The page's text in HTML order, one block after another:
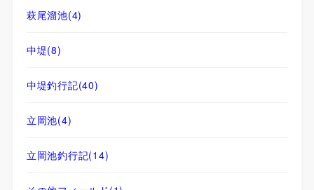
萩尾溜池(4)
中堤(8)
中堤釣行記(40)
立岡池(4)
立岡池釣行記(14)